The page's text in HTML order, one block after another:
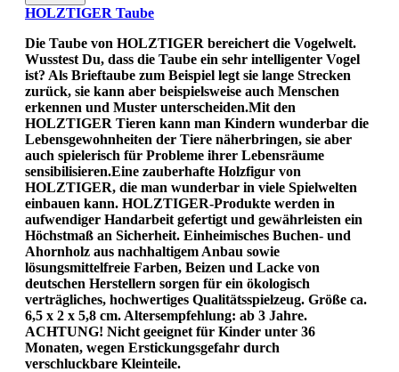
HOLZTIGER Taube
Die Taube von HOLZTIGER bereichert die Vogelwelt.
Wusstest Du, dass die Taube ein sehr intelligenter Vogel
ist? Als Brieftaube zum Beispiel legt sie lange Strecken
zurück, sie kann aber beispielsweise auch Menschen
erkennen und Muster unterscheiden.Mit den
HOLZTIGER Tieren kann man Kindern wunderbar die
Lebensgewohnheiten der Tiere näherbringen, sie aber
auch spielerisch für Probleme ihrer Lebensräume
sensibilisieren.Eine zauberhafte Holzfigur von
HOLZTIGER, die man wunderbar in viele Spielwelten
einbauen kann. HOLZTIGER-Produkte werden in
aufwendiger Handarbeit gefertigt und gewährleisten ein
Höchstmaß an Sicherheit. Einheimisches Buchen- und
Ahornholz aus nachhaltigem Anbau sowie
lösungsmittelfreie Farben, Beizen und Lacke von
deutschen Herstellern sorgen für ein ökologisch
verträgliches, hochwertiges Qualitätsspielzeug. Größe ca.
6,5 x 2 x 5,8 cm. Altersempfehlung: ab 3 Jahre.
ACHTUNG! Nicht geeignet für Kinder unter 36
Monaten, wegen Erstickungsgefahr durch
verschluckbare Kleinteile.